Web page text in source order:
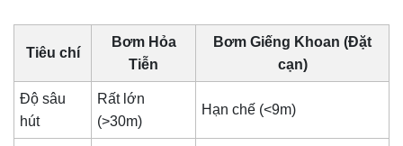
Tiêu chí
Bơm Hỏa
Tiễn
Bơm Giếng Khoan (Đặt
cạn)
Độ sâu
hút
Rất lớn
(>30m)
Hạn chế (<9m)